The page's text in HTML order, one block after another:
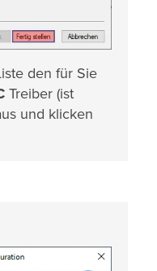
den für Sie
Treiber (ist
und klicken